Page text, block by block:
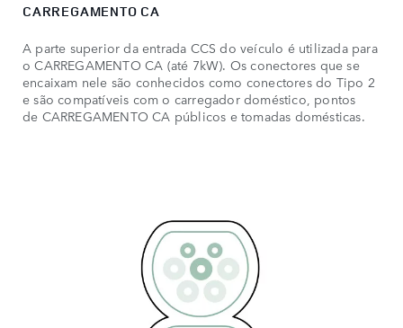
CARREGAMENTO CA
A parte superior da entrada CCS do veículo é utilizada para
o CARREGAMENTO CA (até 7kW). Os conectores que se
encaixam nele são conhecidos como conectores do Tipo 2
e são compatíveis com o carregador doméstico, pontos
de CARREGAMENTO CA públicos e tomadas domésticas.